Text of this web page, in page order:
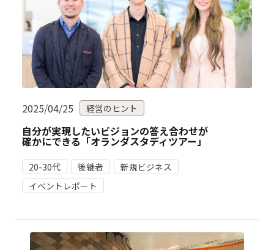
2025/04/25 経営のヒント
自分が実現したいビジョンの答え合わせが
確かにできる「オランダスタディツアー」
20-30代 後継者
新規ビジネス
イベントレポート